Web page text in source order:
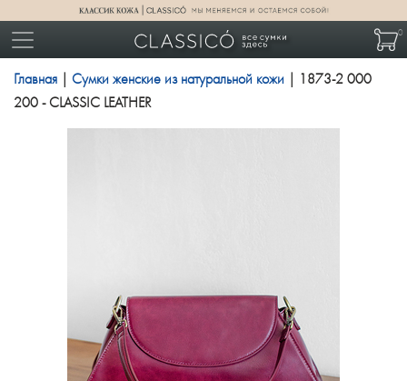
0
Главная Сумки женские из натуральной кожи | 1873-2 000
200 - CLASSIC LEATHER